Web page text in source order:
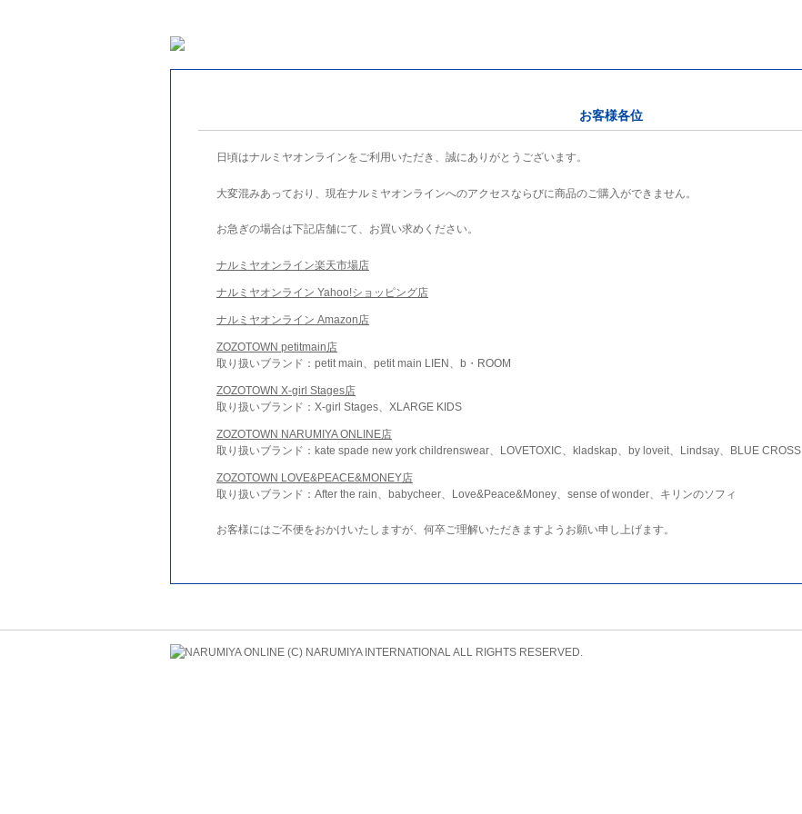
お客様各位
日頃はナルミヤオンラインをご利用いただき、誠にありがとうございます。
大変混みあっており、現在ナルミヤオンラインへのアクセスならびに商品のご購入ができません。
お急ぎの場合は下記店舗にて、お買い求めください。
ナルミヤオンライン楽天市場店
ナルミヤオンライン Yahoo!ショッピング店
ナルミヤオンライン Amazon店
ZOZOTOWN petitmain店
取り扱いブランド：petit main、petit main LIEN、b・ROOM
ZOZOTOWN X-girl Stages店
取り扱いブランド：X-girl Stages、XLARGE KIDS
ZOZOTOWN NARUMIYA ONLINE店
取り扱いブランド：kate spade new york childrenswear、LOVETOXIC、kladskap、by loveit、Lindsay、BLUE CROSS
ZOZOTOWN LOVE&PEACE&MONEY店
取り扱いブランド：After the rain、babycheer、Love&Peace&Money、sense of wonder、キリンのソフィ
お客様にはご不便をおかけいたしますが、何卒ご理解いただきますようお願い申し上げます。